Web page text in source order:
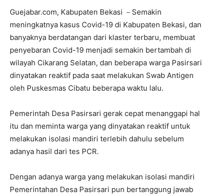
Guejabar.com, Kabupaten Bekasi －Semakin
meningkatnya kasus Covid-19 di Kabupaten Bekasi, dan
banyaknya berdatangan dari klaster terbaru, membuat
penyebaran Covid-19 menjadi semakin bertambah di
wilayah Cikarang Selatan, dan beberapa warga Pasirsari
dinyatakan reaktif pada saat melakukan Swab Antigen
oleh Puskesmas Cibatu beberapa waktu lalu.
Pemerintah Desa Pasirsari gerak cepat menanggapi hal
itu dan meminta warga yang dinyatakan reaktif untuk
melakukan isolasi mandiri terlebih dahulu sebelum
adanya hasil dari tes PCR.
Dengan adanya warga yang melakukan isolasi mandiri
Pemerintahan Desa Pasirsari pun bertanggung jawab